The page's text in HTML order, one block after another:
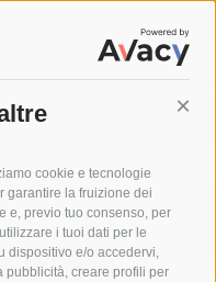
cookie e tecnologie
garantire la fruizione dei
e, previo tuo consenso, per
i tuoi dati per le
dispositivo e/o accedervi,
pubblicità, creare profili per
Torna a casa
arresto